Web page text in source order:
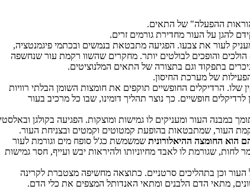
ההפעלה" של התאים.
להגן על העור מחדירת גורמים זרים.
לעור את צבעו. הפגיעה מתבטאת בנמשים ובכתמי פיגמנטציה,
והופכים לבולטים יותר. מחקרים שהשוו רקמת עור שנחשפה
של מערכת החיסון.
הרדיקלים החופשיים תוקפים את חומצות השומן הבלתי רוויות
חופשיים. כך נוצר תהליך דומינו, שבו כל מרכיב בעור
במבנה העור ומעניקים לו גמישות ומוצקות. הפגיעה בקולגן
העור, שמתבטאות בהופעת קמטוטים וקמטים ובצניחת העור.
הוא החומצה ההיאלורונית שמשמשת כג'ל סופח מים וגורמת לעור
שגורמת לו לאבד מחיוניותו ולהיראות יבש ועייף, חסר גמישות
וכן בתהליכים סרטניים. כתוצאה מחשיפה מצטברת לקרינה
מתאי הדם הלבנים ומתאי האנדותל המצפים את כלי הדם.